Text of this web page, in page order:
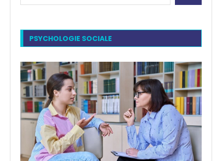
PSYCHOLOGIE SOCIALE